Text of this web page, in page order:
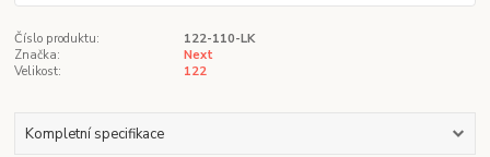
Číslo produktu:
122-110-LK
Značka:
Next
Velikost:
122
Kompletní specifikace